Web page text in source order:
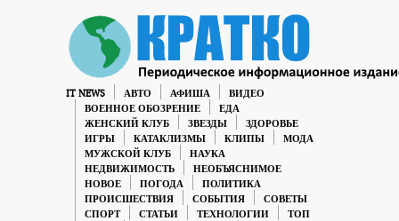
IT NEWS АВТО АФИША
ВИДЕО
ВОЕННОЕ ОБОЗРЕНИЕ
ЕДА
ЖЕНСКИЙ КЛУБ
ЗВЕЗДЫ
ЗДОРОВЬЕ
ИГРЫ
КАТАКЛИЗМЫ КЛИПЫ
МОДА
МУЖСКОЙ КЛУБ
НАУКА
НЕДВИЖИМОСТЬ
НЕОБЪЯСНИМОЕ
НОВОЕ
ПОГОДА
ПОЛИТИКА
ПРОИСШЕСТВИЯ
СОБЫТИЯ
СОВЕТЫ
СПОРТ
СТАТЬИ ТЕХНОЛОГИИ
ТОП